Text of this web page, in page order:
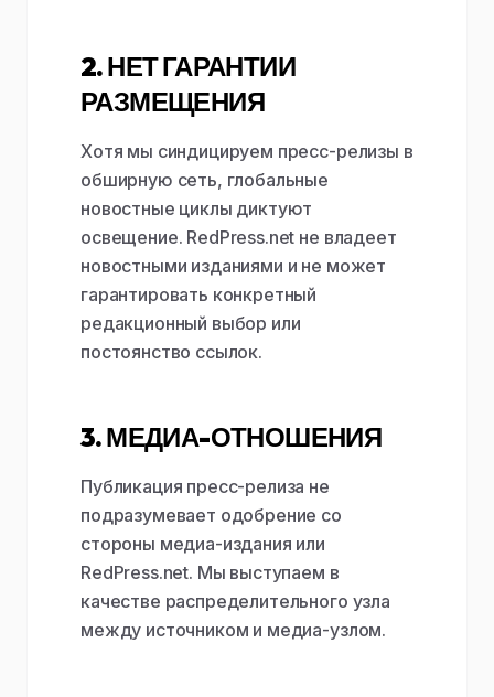
2. НЕТ ГАРАНТИИ
РАЗМЕЩЕНИЯ
Хотя мы синдицируем пресс-релизы в
обширную сеть, глобальные
новостные циклы диктуют
освещение. RedPress.net не владеет
новостными изданиями и не может
гарантировать конкретный
редакционный выбор или
постоянство ссылок.
3. МЕДИА-ОТНОШЕНИЯ
Публикация пресс-релиза не
подразумевает одобрение со
стороны медиа-издания или
RedPress.net. Мы выступаем в
качестве распределительного узла
между источником и медиа-узлом.